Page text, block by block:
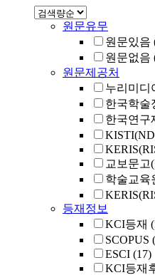
원문유무
원문있음
원문없음
원문제공처
누리미디
한국학술
한국연구
교보문고
학술교육
등재정보
KCI등재
SCOPUS
ESCI (17)
KCI등재